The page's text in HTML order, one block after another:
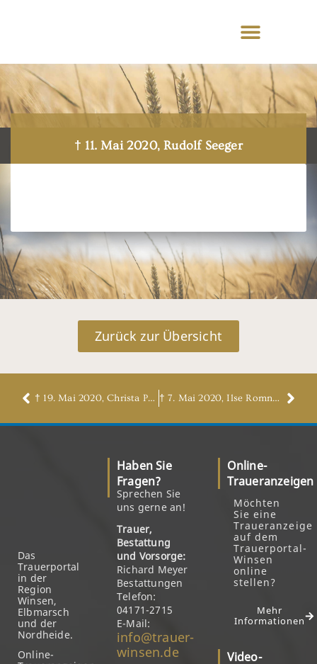
† 11. Mai 2020, Rudolf Seeger
Zurück zur Übersicht
† 19. Mai 2020, Christa Preugschat, geb. Blöcker † 7. Mai 2020, Ilse Romnonek, geb. Maack
Das
Trauerportal
in der
Region
Winsen,
Elbmarsch
und der
Nordheide.
Online-
Haben Sie
Fragen?
Sprechen Sie
uns gerne an!
Trauer,
Bestattung
und Vorsorge:
Richard Meyer
Bestattungen
Telefon:
04171-2715
E-Mail:
info@trauer-
winsen.de
Online-
Traueranzeigen
Möchten
Sie eine
Traueranzeige
auf dem
Trauerportal-
Winsen
online
stellen?
Mehr
Informationen
Video-